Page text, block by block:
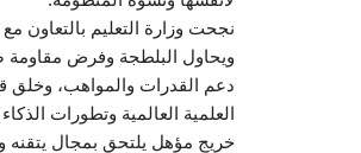
نجحت وزارة التعليم بالتعاون
ويحاول البلطجة وفرض مقاومة
دعم القدرات والمواهب، وخلق
العلمية العالمية وتطورات
خريج مؤهل يلتحق بمجال